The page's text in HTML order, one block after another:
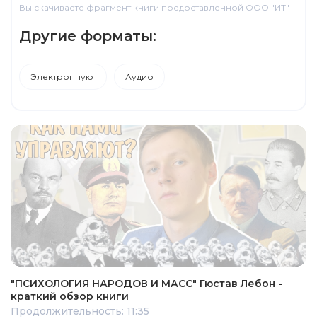
Вы скачиваете фрагмент книги предоставленной ООО "ИТ"
Другие форматы:
Электронную Аудио
"ПСИХОЛОГИЯ НАРОДОВ И МАСС" Гюстав Лебон -
краткий обзор книги
Продолжительность: 11:35